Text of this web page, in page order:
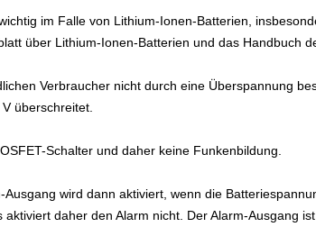
im Falle von Lithium-Ionen-Batterien,
über Lithium-Ionen-Batterien und das Handbuch
Verbraucher nicht durch eine Überspannung
überschreitet.
Schalter und daher keine Funkenbildung.
wird dann aktiviert, wenn die
daher den Alarm nicht. Der Alarm-Ausgang